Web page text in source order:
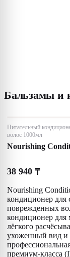
Бальзамы и
Питательный
волос 1000мл
Nourishing
38 940 ₸
Nourishing
кондиционер для
поврежденных
кондиционер для
лёгкого
ухоженный вид и
премиум-класса